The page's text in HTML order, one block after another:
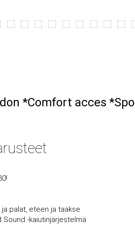
*Comfort acces
palat, eteen ja taakse
Sound -kaiutinjärjestelmä